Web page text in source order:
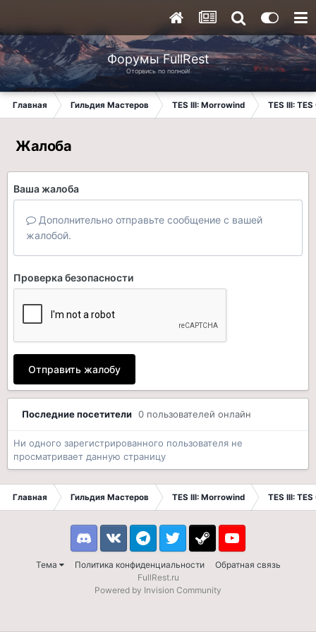
Форумы FullRest
Оторвись по полной!
Главная Гильдия Мастеров TES III: Morrowind TES III:
Жалоба
Ваша жалоба
Дополнительно отправьте сообщение с вашей
жалобой.
Проверка безопасности
Отправить жалобу
Последние посетители 0 пользователей онлайн
Ни одного зарегистрированного пользователя не
просматривает данную страницу
Главная Гильдия Мастеров TES III: Morrowind TES III:
Тема Политика конфиденциальности Обратная связь
DiscordVK TelegramTwitter Steam Youtube
FullRest.ru
Powered by Invision Community